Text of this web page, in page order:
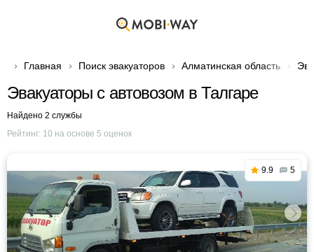
Главная Поиск эвакуаторов Алматинская область
Эвакуаторы с автовозом в Талгаре
Найдено 2 службы
Рейтинг: 10 на основе 5 оценок
9.9 5